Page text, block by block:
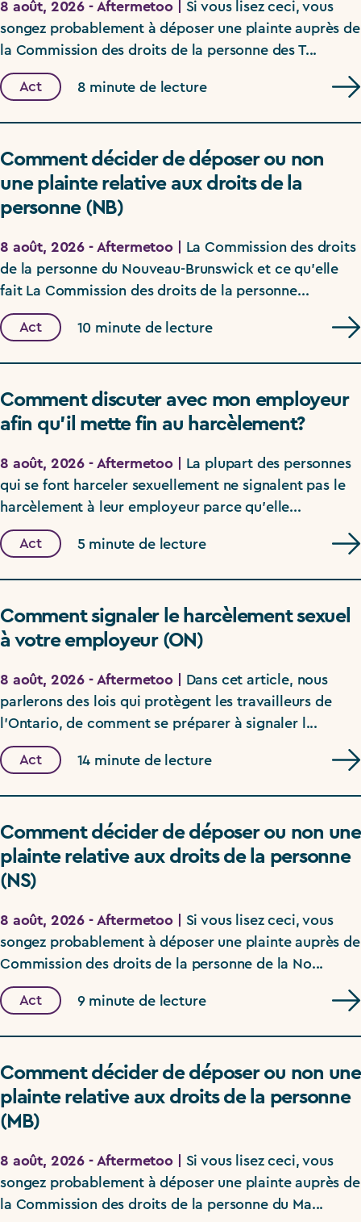
8 août, 2026 - Aftermetoo |
Si vous lisez ceci, vous
songez probablement à déposer une plainte auprès de
la Commission des droits de la personne des T...
Act 8 minute de lecture
Comment décider de déposer ou non
une plainte relative aux droits de la
personne (NB)
8 août, 2026 - Aftermetoo |
La Commission des droits
de la personne du Nouveau-Brunswick et ce qu’elle
fait La Commission des droits de la personne...
Act 10 minute de lecture
Comment discuter avec mon employeur
afin qu’il mette fin au harcèlement?
8 août, 2026 - Aftermetoo |
La plupart des personnes
qui se font harceler sexuellement ne signalent pas le
harcèlement à leur employeur parce qu’elle...
Act 5 minute de lecture
Comment signaler le harcèlement sexuel
à votre employeur (ON)
8 août, 2026 - Aftermetoo |
Dans cet article, nous
parlerons des lois qui protègent les travailleurs de
l'Ontario, de comment se préparer à signaler l...
Act 14 minute de lecture
Comment décider de déposer ou non une
plainte relative aux droits de la personne
(NS)
8 août, 2026 - Aftermetoo |
Si vous lisez ceci, vous
songez probablement à déposer une plainte auprès de
Commission des droits de la personne de la No...
Act 9 minute de lecture
Comment décider de déposer ou non une
plainte relative aux droits de la personne
(MB)
8 août, 2026 - Aftermetoo |
Si vous lisez ceci, vous
songez probablement à déposer une plainte auprès de
la Commission des droits de la personne du Ma...